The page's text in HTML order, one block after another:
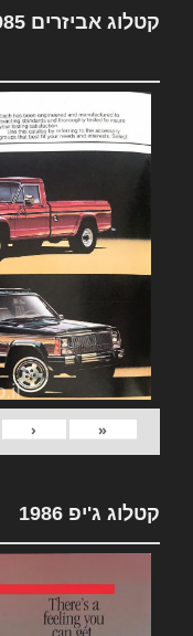
קטלוג אביזרים Jeep 1985
«
‹
קטלוג ג'יפ 1986